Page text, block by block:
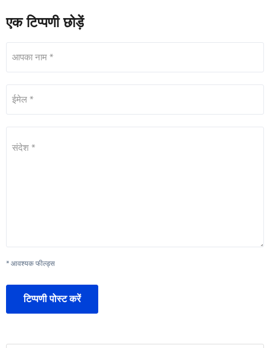
एक टिप्पणी छोड़ें
आपका नाम *
ईमेल *
संदेश *
* आवश्यक फील्ड्स
टिप्पणी पोस्ट करें